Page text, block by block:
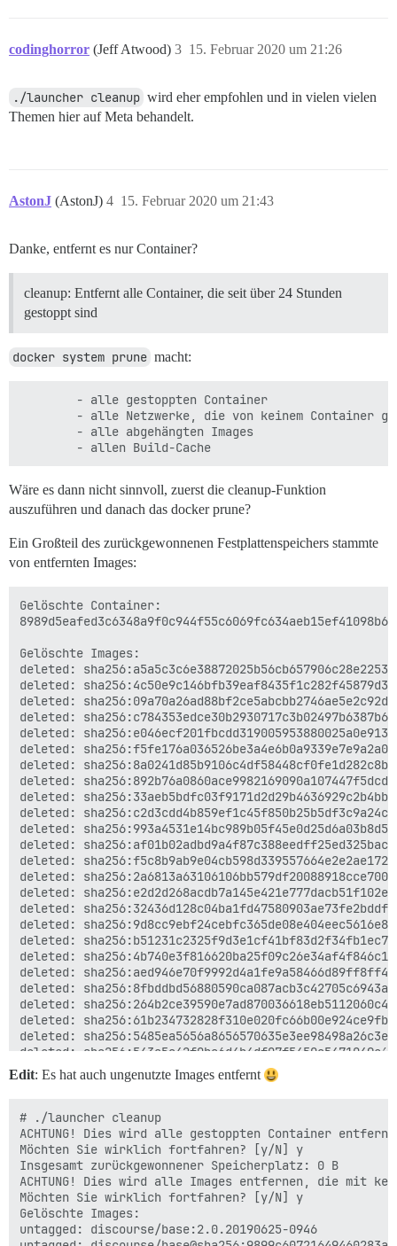
codinghorror (Jeff Atwood) 15. Februar 2020 um 21:26
3
./launcher cleanup wird eher empfohlen und in vielen vielen
Themen hier auf Meta behandelt.
AstonJ (AstonJ) 15. Februar 2020 um 21:43
4
Danke, entfernt es nur Container?
cleanup: Entfernt alle Container, die seit über 24 Stunden
gestoppt sind
docker system prune macht:
        - alle gestoppten Container
- alle Netzwerke, die von keinem Container
        - alle abgehängten Images
Wäre es dann nicht sinnvoll, zuerst die cleanup-Funktion
auszuführen und danach das docker prune?
Ein Großteil des zurückgewonnenen Festplattenspeichers stammte
von entfernten Images:
Gelöschte Container:
Gelöschte Images:
deleted:
deleted:
deleted:
deleted:
deleted:
deleted:
deleted:
deleted:
deleted:
deleted:
deleted:
deleted:
deleted:
deleted:
deleted:
deleted:
deleted:
deleted:
deleted:
deleted:
deleted:
deleted:
deleted:
deleted:
deleted:
deleted:
deleted:
deleted:
deleted:
deleted:
deleted:
deleted:
deleted:
deleted:
deleted:
Edit: Es hat auch ungenutzte Images entfernt
# ./launcher cleanup
ACHTUNG! Dies wird alle gestoppten Container
Möchten Sie wirklich fortfahren? [y/N] y
Insgesamt zurückgewonnener Speicherplatz: 0 B
ACHTUNG! Dies wird alle Images entfernen, die mit
Möchten Sie wirklich fortfahren? [y/N] y
Gelöschte Images:
untagged: discourse/base:2.0.20190625-0946